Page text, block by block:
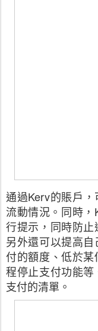
通過Kerv的賬戶
流動情況。同時
行提示，同時防止
另外還可以提高
付的額度、低於
程停止支付功能
支付的清單。